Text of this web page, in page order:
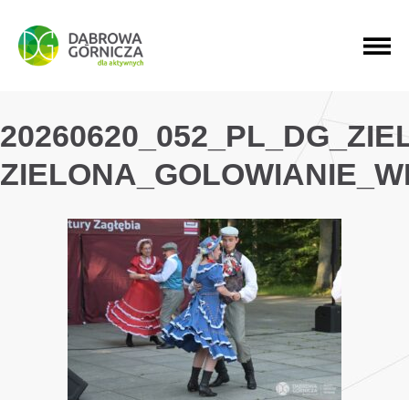
PRZEJDŹ DO MENU GŁÓWNEGO
PRZEJDŹ DO WYSZUKIWARKI
PRZEJDŹ DO TREŚCI